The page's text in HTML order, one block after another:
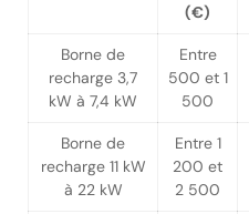
(€)
Borne de
recharge 3,7
kW à 7,4 kW
Entre
500 et 1
500
Borne de
recharge 11 kW
à 22 kW
Entre 1
200 et
2 500